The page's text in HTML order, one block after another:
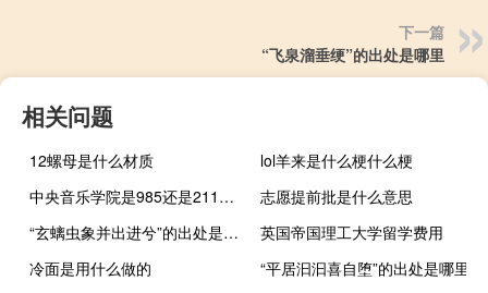
下一篇
“飞泉溜垂绠”的出处是哪里
相关问题
12螺母是什么材质
lol羊来是什么梗什么梗
中央音乐学院是985还是211大学
志愿提前批是什么意思
“玄螭虫象并出进兮”的出处是哪里
英国帝国理工大学留学费用
冷面是用什么做的
“平居汩汩喜自堕”的出处是哪里